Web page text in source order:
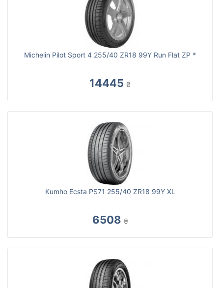
Michelin Pilot Sport 4 255/40 ZR18 99Y Run Flat ZP *
14445 ₴
Kumho Ecsta PS71 255/40 ZR18 99Y XL
6508 ₴